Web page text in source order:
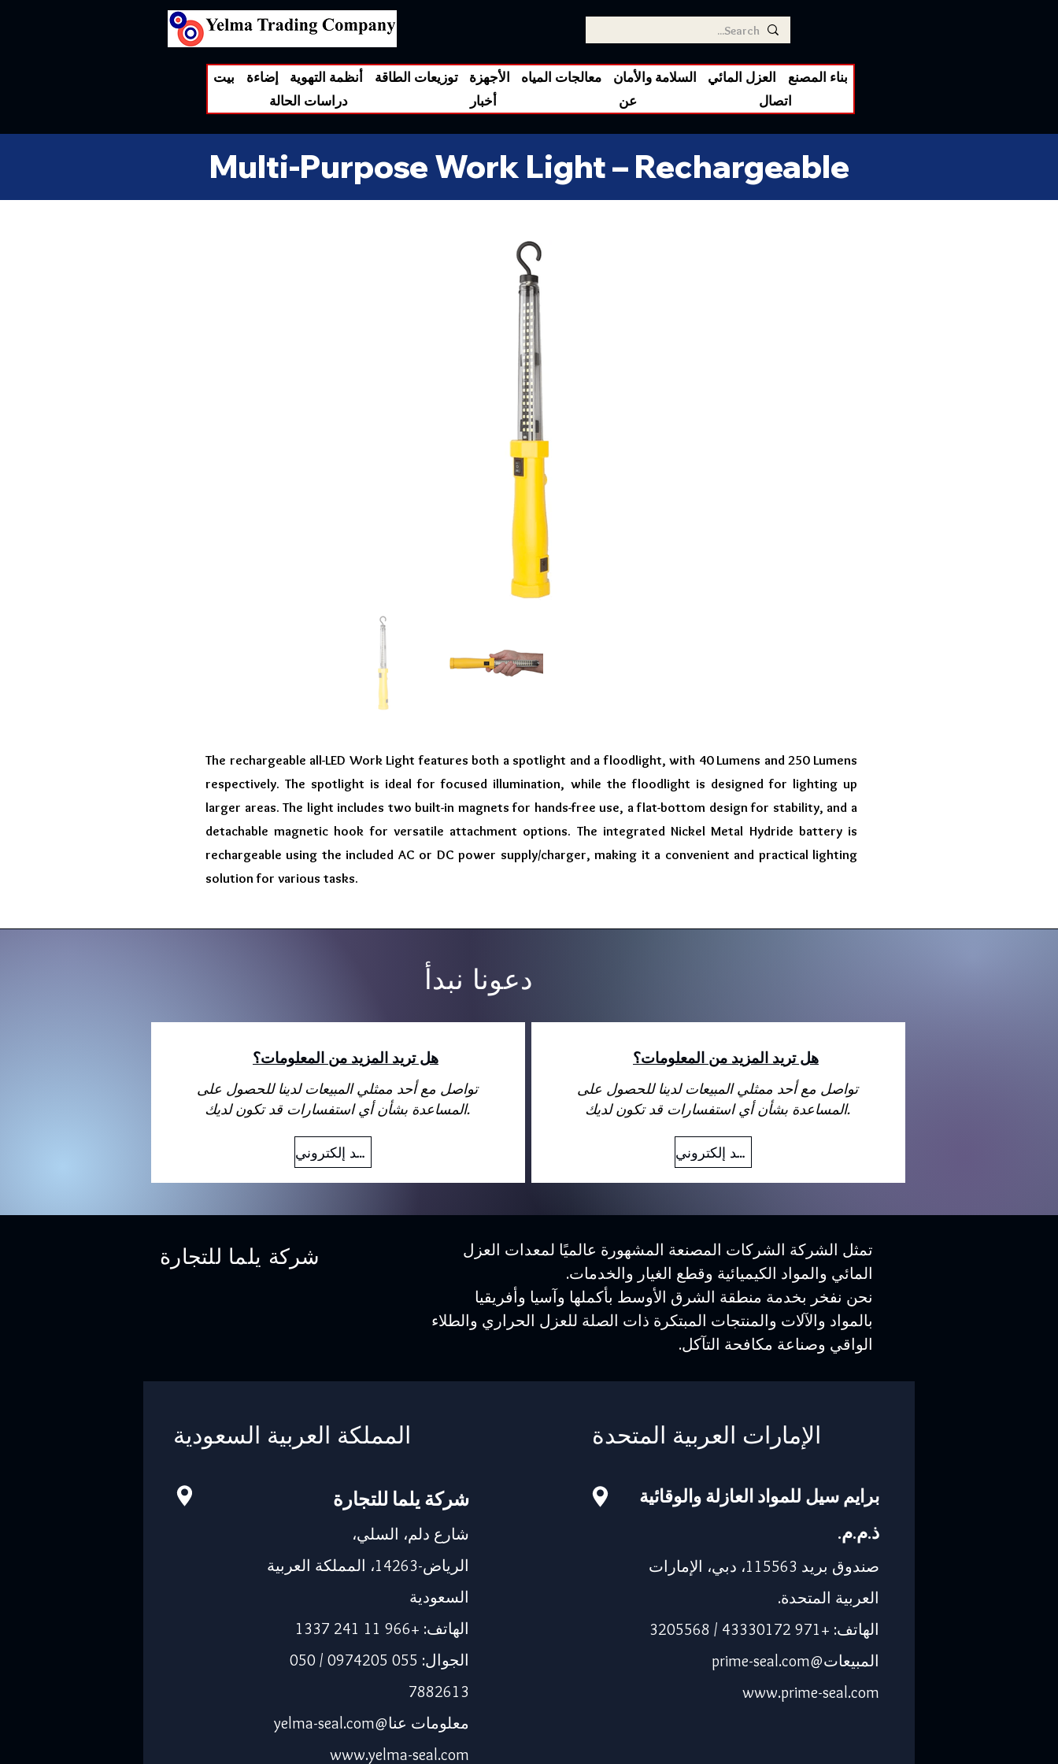
بيت إضاءة أنظمة التهوية توزيعات الطاقة الأجهزة معالجات المياه السلامة والأمان العزل المائي
بناء المصنع
دراسات الحالة
أخبار عن اتصال
Multi-Purpose Work Light – Rechargeable
The rechargeable all-LED Work Light features both a spotlight and a floodlight, with 40 Lumens and 250 Lumens
respectively. The spotlight is ideal for focused illumination, while the floodlight is designed for lighting up
larger areas. The light includes two built-in magnets for hands-free use, a flat-bottom design for stability, and a
detachable magnetic hook for versatile attachment options. The integrated Nickel Metal Hydride battery is
rechargeable using the included AC or DC power supply/charger, making it a convenient and practical lighting
solution for various tasks.
دعونا نبدأ
هل تريد المزيد من المعلومات؟
تواصل مع أحد ممثلي المبيعات لدينا للحصول على
المساعدة بشأن أي استفسارات قد تكون لديك.
بريد إلكتروني
هل تريد المزيد من المعلومات؟
تواصل مع أحد ممثلي المبيعات لدينا للحصول على
المساعدة بشأن أي استفسارات قد تكون لديك.
بريد إلكتروني
شركة يلما للتجارة
تمثل الشركة الشركات المصنعة المشهورة عالميًا لمعدات العزل
المائي والمواد الكيميائية وقطع الغيار والخدمات.
نحن نفخر بخدمة منطقة الشرق الأوسط بأكملها وآسيا وأفريقيا
بالمواد والآلات والمنتجات المبتكرة ذات الصلة للعزل الحراري والطلاء
الواقي وصناعة مكافحة التآكل.
المملكة العربية السعودية
شركة يلما للتجارة
شارع دلم، السلي،
الرياض-14263، المملكة العربية
السعودية
الهاتف: +966 11 241 1337
الجوال: 055 0974205 / 050
7882613
معلومات عنا@yelma-seal.com
www.yelma-seal.com
الإمارات العربية المتحدة
برايم سيل للمواد العازلة والوقائية
ذ.م.م.
صندوق بريد 115563، دبي، الإمارات
العربية المتحدة.
الهاتف: +971 43330172 / 3205568
المبيعات@prime-seal.com
www.prime-seal.com